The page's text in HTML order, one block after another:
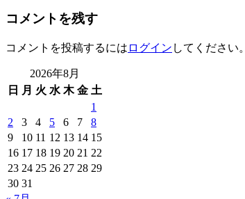
コメントを残す
コメントを投稿するには ログイン してください。
2026年8月
日
月 火 水 木 金 土
1
2
3 4 5 6 7
8
9
10 11 12 13 14 15
16 17 18 19 20 21 22
23 24 25 26 27 28 29
30 31